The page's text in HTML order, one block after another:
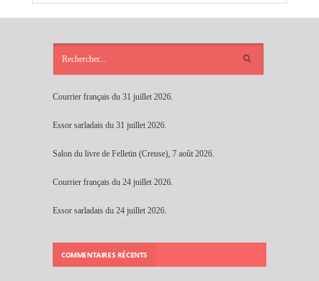
Courrier français du 31 juillet 2026.
Essor sarladais du 31 juillet 2026.
Salon du livre de Felletin (Creuse), 7 août 2026.
Courrier français du 24 juillet 2026.
Essor sarladais du 24 juillet 2026.
COMMENTAIRES RÉCENTS